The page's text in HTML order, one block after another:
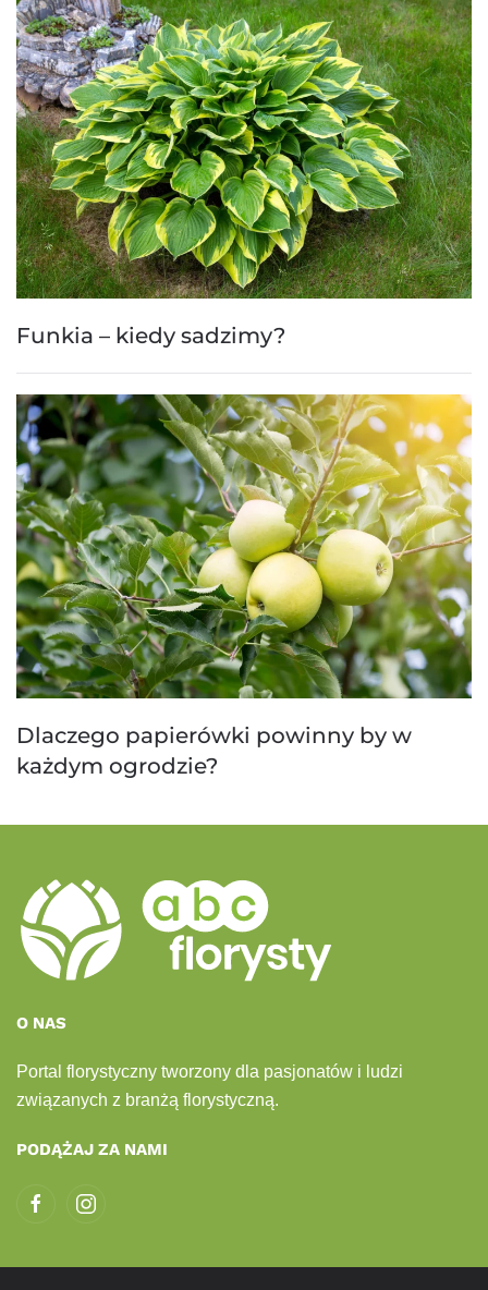
Funkia – kiedy sadzimy?
Dlaczego papierówki powinny by w
każdym ogrodzie?
O NAS
Portal florystyczny tworzony dla pasjonatów i ludzi
związanych z branżą florystyczną.
PODĄŻAJ ZA NAMI